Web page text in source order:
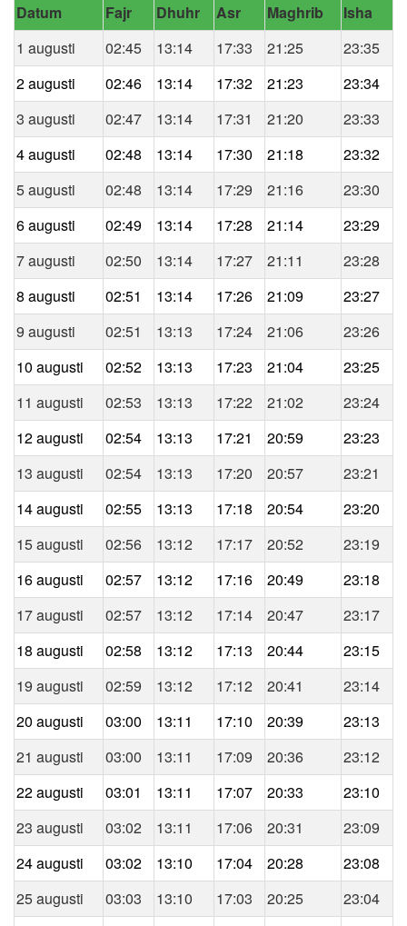
Datum Fajr Dhuhr Asr Maghrib
Isha
1 augusti
02:45 13:14 17:33 21:25
23:35
2 augusti
02:46 13:14 17:32 21:23
23:34
3 augusti
02:47 13:14 17:31 21:20
23:33
4 augusti
02:48 13:14 17:30 21:18
23:32
5 augusti
02:48 13:14 17:29 21:16
23:30
6 augusti
02:49 13:14 17:28 21:14
23:29
7 augusti
02:50 13:14 17:27 21:11
23:28
8 augusti
02:51 13:14 17:26 21:09
23:27
9 augusti
02:51 13:13 17:24 21:06
23:26
10 augusti
02:52 13:13 17:23 21:04
23:25
11 augusti
02:53 13:13 17:22 21:02
23:24
12 augusti
02:54 13:13 17:21 20:59
23:23
13 augusti
02:54 13:13 17:20 20:57
23:21
14 augusti
02:55 13:13 17:18 20:54
23:20
15 augusti
02:56 13:12 17:17 20:52
23:19
16 augusti
02:57 13:12 17:16 20:49
23:18
17 augusti
02:57 13:12 17:14 20:47
23:17
18 augusti
02:58 13:12 17:13 20:44
23:15
19 augusti
02:59 13:12 17:12 20:41
23:14
20 augusti
03:00 13:11 17:10 20:39
23:13
21 augusti
03:00 13:11 17:09 20:36
23:12
22 augusti
03:01 13:11 17:07 20:33
23:10
23 augusti
03:02 13:11 17:06 20:31
23:09
24 augusti
03:02 13:10 17:04 20:28
23:08
25 augusti
03:03 13:10 17:03 20:25
23:04